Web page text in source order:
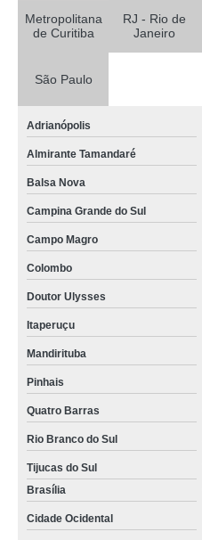
Frascos para Laboratório
Funis de Vidro
Medidor de Gases
Medidor Umidade de Algodão
Proveta
Reatores de Vidro
Termômetro de Laboratório
Tubo de Vidro
Tubos de Vidro
Vidraria
Metropolitana
de Curitiba
RJ - Rio de
Janeiro
São Paulo
Adrianópolis
Almirante Tamandaré
Balsa Nova
Campina Grande do Sul
Campo Magro
Colombo
Doutor Ulysses
Itaperuçu
Mandirituba
Pinhais
Quatro Barras
Rio Branco do Sul
Tijucas do Sul
Brasília
Cidade Ocidental